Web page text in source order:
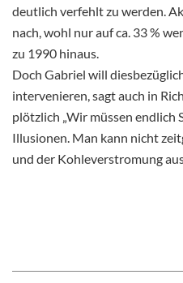
deutlich verfehlt zu werden.
nach, wohl nur auf ca. 33 %
zu 1990 hinaus.
Doch Gabriel will
intervenieren, sagt auch in
plötzlich „Wir müssen endlich
Illusionen. Man kann nicht
und der Kohleverstromung